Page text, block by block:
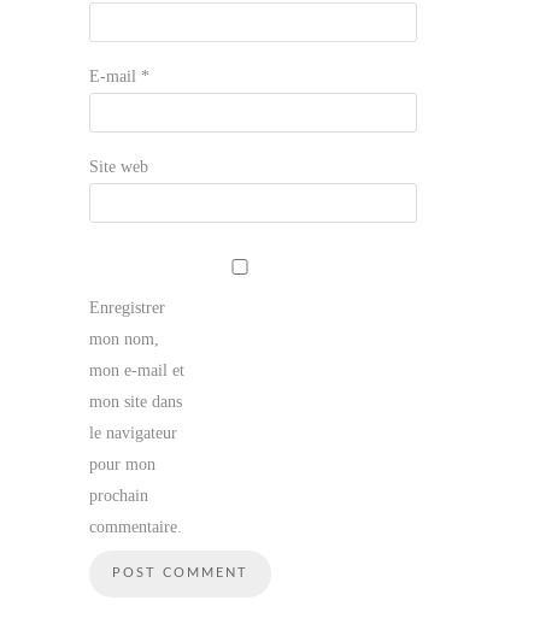
E-mail *
Site web
Enregistrer
mon nom,
mon e-mail et
mon site dans
le navigateur
pour mon
prochain
commentaire.